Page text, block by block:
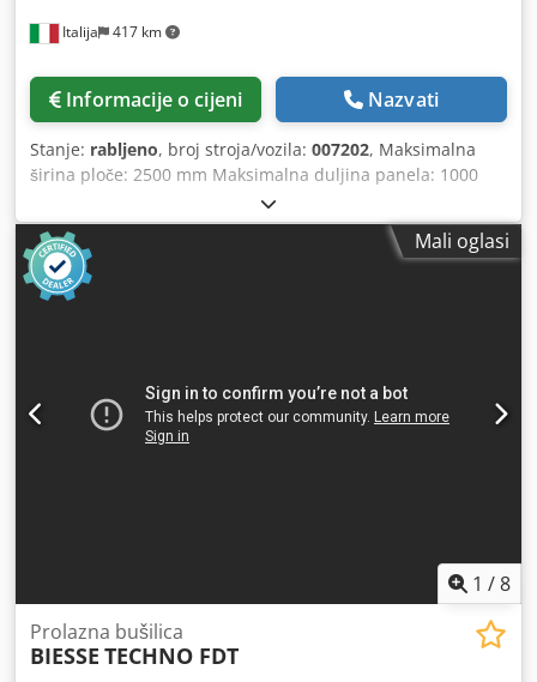
Italija 417 km
Informacije o cijeni Nazvati
Stanje: rabljeno, broj stroja/vozila: 007202, Maksimalna
širina ploče: 2500 mm Maksimalna duljina panela: 1000
mm Broj agregata: 3 Crsdpfx Aeu Rv Ukoqtof
Mali oglasi
1 /8
Prolazna bušilica
BIESSE TECHNO FDT